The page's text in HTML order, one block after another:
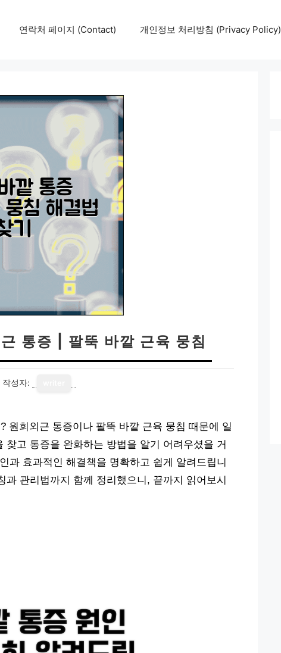
연락처 페이지 (Contact) 개인정보 처리방침 (Privacy Policy)
통증 | 팔뚝 바깥 근육 뭉침
작성자:
원회외근 통증이나 팔뚝 바깥 근육 뭉침 때문에 일
고 통증을 완화하는 방법을 알기 어려우셨을 거
과 효과적인 해결책을 명확하고 쉽게 알려드립니
관리법까지 함께 정리했으니, 끝까지 읽어보시